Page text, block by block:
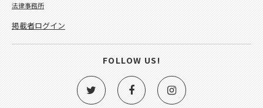
法律事務所
掲載者ログイン
FOLLOW US!